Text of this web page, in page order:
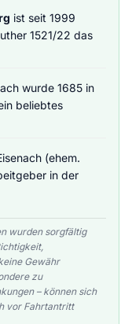
ist seit 1999
1521/22 das
wurde 1685 in
beliebtes
(ehem.
in der
wurden sorgfältig
Gewähr
zu
– können sich
vor Fahrtantritt